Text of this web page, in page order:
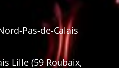
Pas-de-Calais
Lille (59 Roubaix,